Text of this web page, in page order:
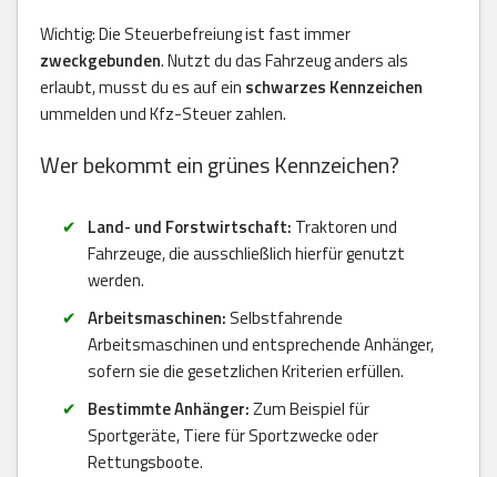
Wichtig: Die Steuerbefreiung ist fast immer
zweckgebunden. Nutzt du das Fahrzeug anders als
erlaubt, musst du es auf ein schwarzes Kennzeichen
ummelden und Kfz-Steuer zahlen.
Wer bekommt ein grünes Kennzeichen?
Land- und Forstwirtschaft: Traktoren und
Fahrzeuge, die ausschließlich hierfür genutzt
werden.
Arbeitsmaschinen: Selbstfahrende
Arbeitsmaschinen und entsprechende Anhänger,
sofern sie die gesetzlichen Kriterien erfüllen.
Bestimmte Anhänger:Zum Beispiel für
Sportgeräte, Tiere für Sportzwecke oder
Rettungsboote.